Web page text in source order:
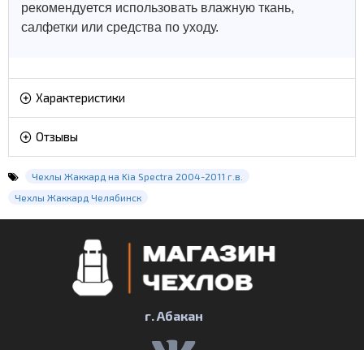
рекомендуется использовать влажную ткань,
салфетки или средства по уходу.
Характеристики
Отзывы
Чехлы Жаккард на Kia Spectra 2004-2011 г.в.
Чехлы Жаккард Челябинск
г. Абакан